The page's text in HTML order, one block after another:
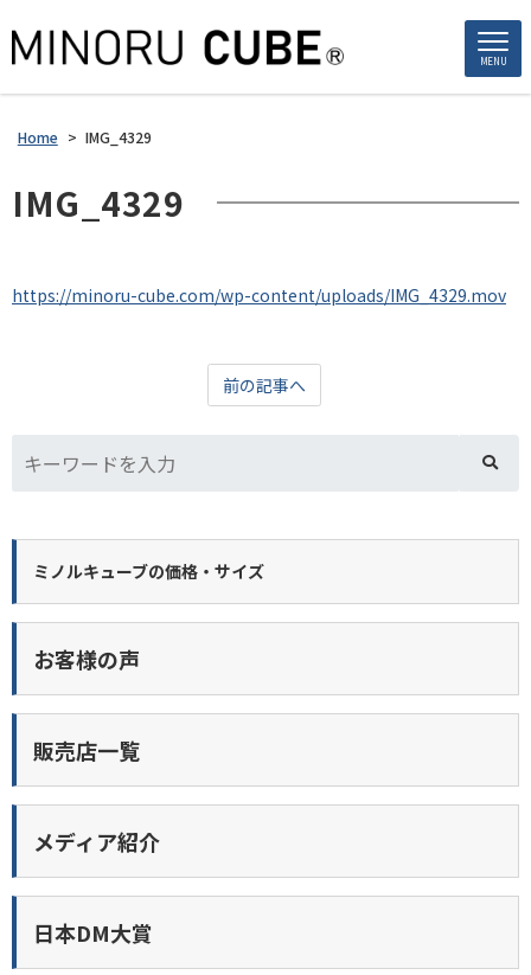
MENU
Home > IMG_4329
IMG_4329
https://minoru-cube.com/wp-content/uploads/IMG_4329.mov
前の記事へ
ミノルキューブの価格・サイズ
お客様の声
販売店一覧
メディア紹介
日本DM大賞